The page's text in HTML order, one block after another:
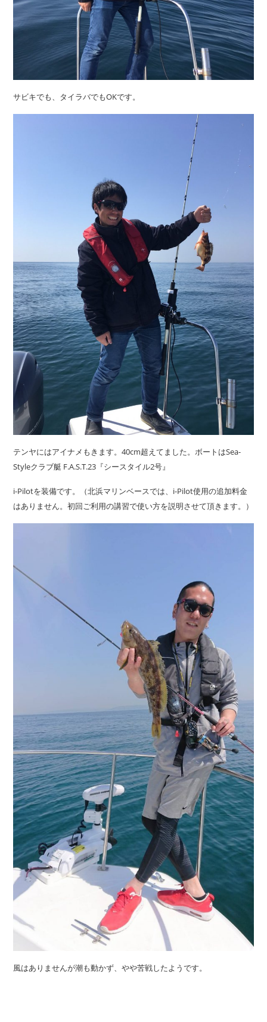
サビキでも、タイラバでもOKです。
テンヤにはアイナメもきます。40cm超えてました。ボートはSea-
Styleクラブ艇 F.A.S.T.23『シースタイル2号』
i-Pilotを装備です。（北浜マリンベースでは、i-Pilot使用の追加料金
はありません。初回ご利用の講習で使い方を説明させて頂きます。）
風はありませんが潮も動かず、やや苦戦したようです。